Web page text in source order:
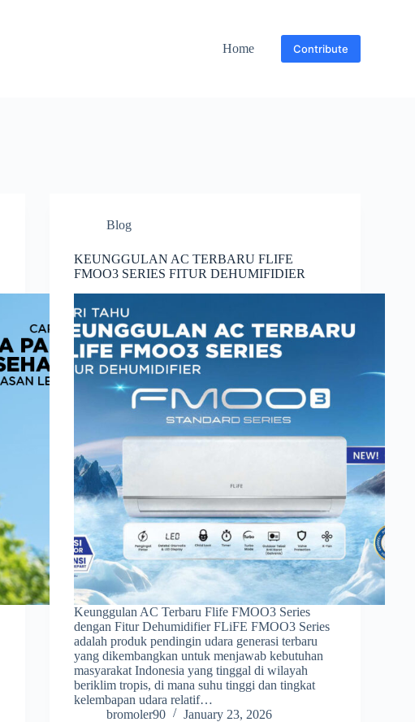
Home Contribute
Blog
KEUNGGULAN AC TERBARU FLIFE
FMOO3 SERIES FITUR DEHUMIFIDIER
Keunggulan AC Terbaru Flife FMOO3 Series
dengan Fitur Dehumidifier FLiFE FMOO3 Series
adalah produk pendingin udara generasi terbaru
yang dikembangkan untuk menjawab kebutuhan
masyarakat Indonesia yang tinggal di wilayah
beriklim tropis, di mana suhu tinggi dan tingkat
kelembapan udara relatif…
bromoler90
January 23, 2026